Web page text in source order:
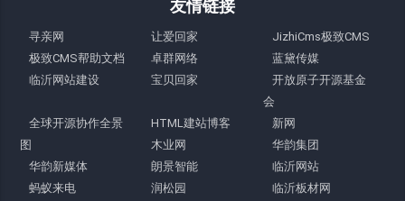
友情链接
寻亲网 让爱回家
JizhiCms极致CMS
极致CMS帮助文档
卓群网络
蓝黛传媒
临沂网站建设
宝贝回家
开放原子开源基金
会
全球开源协作全景
图
HTML建站博客
新网
木业网
华韵集团
华韵新媒体
朗景智能
临沂网站
蚂蚁来电
润松园
临沂板材网